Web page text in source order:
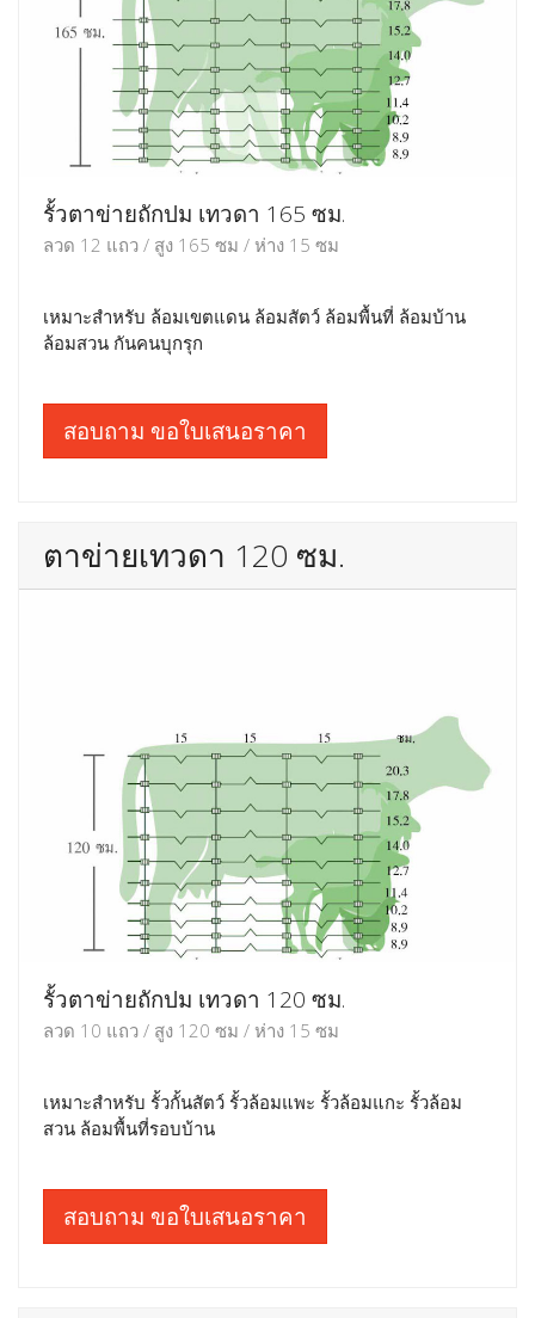
รั้วตาข่ายถักปม เทวดา 165 ซม.
ลวด 12 แถว / สูง 165 ซม / ห่าง 15 ซม
เหมาะสำหรับ ล้อมเขตแดน ล้อมสัตว์ ล้อมพื้นที่ ล้อมบ้าน
ล้อมสวน กันคนบุกรุก
สอบถาม ขอใบเสนอราคา
ตาข่ายเทวดา 120 ซม.
รั้วตาข่ายถักปม เทวดา 120 ซม.
ลวด 10 แถว / สูง 120 ซม / ห่าง 15 ซม
เหมาะสำหรับ รั้วกั้นสัตว์ รั้วล้อมแพะ รั้วล้อมแกะ รั้วล้อม
สวน ล้อมพื้นที่รอบบ้าน
สอบถาม ขอใบเสนอราคา